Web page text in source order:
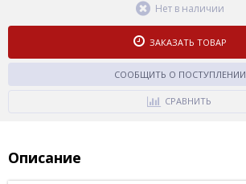
Нет в наличии
ЗАКАЗАТЬ ТОВАР
СООБЩИТЬ О ПОСТУПЛЕНИИ
СРАВНИТЬ
Описание